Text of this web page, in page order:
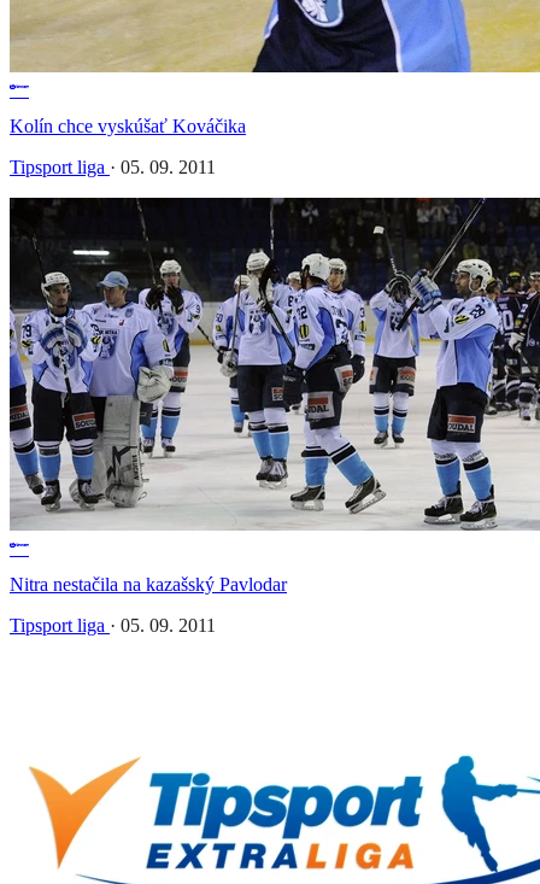
Kolín chce vyskúšať Kováčika
Tipsport liga · 05. 09. 2011
Nitra nestačila na kazašský Pavlodar
Tipsport liga · 05. 09. 2011